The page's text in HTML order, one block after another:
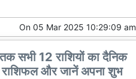
On 05 Mar 2025 10:29:09 am
सभी 12 राशियों का दैनिक
राशिफल और जानें अपना शुभ